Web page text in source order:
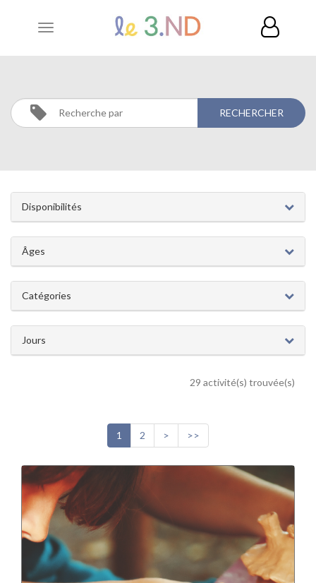
Toggle
CATÉGORIES
Disponibilités
Âges
Catégories
Jours
29 activité(s) trouvée(s)
1 2 > >>